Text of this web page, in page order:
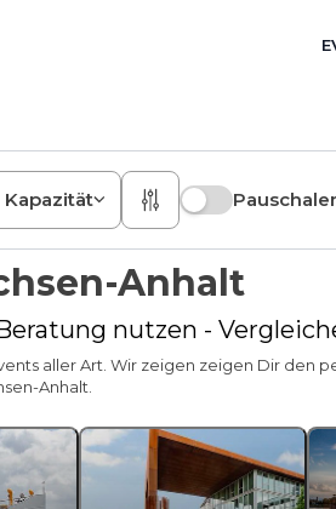
Kapazität
Anhalt
nutzen -
aller Art. Wir zeigen zeigen Dir
Anhalt.